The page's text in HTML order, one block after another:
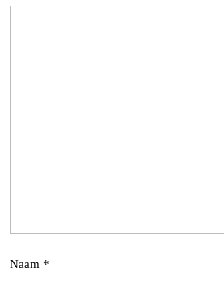
Naam *